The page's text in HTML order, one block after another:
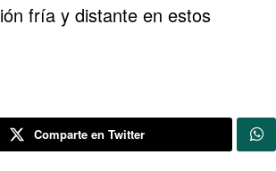
fría y distante en estos
Comparte en Twitter